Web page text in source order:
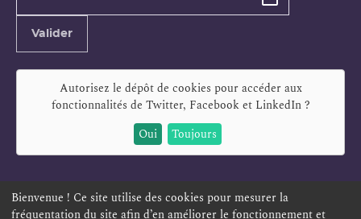
Valider
Autorisez le dépôt de cookies pour accéder aux
fonctionnalités de Twitter, Facebook et LinkedIn?
Oui
Toujours
ESPACE PERSONNEL OFFRES D'EMPLOI SIGNALEMENT
Bienvenue ! Ce site utilise des cookies pour mesurer la
fréquentation du site afin d’en améliorer le fonctionnement et